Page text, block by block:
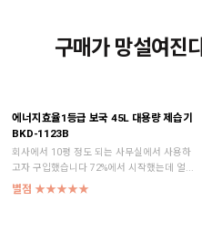
구매가 망설여진
에너지효율1등급 보국 45L 대용량 제습기
BKD-1123B
회사에서 10평 정도 되는 사무실에서 사용하
고자 구입했습니다 72%에서 시작했는데 얼...
별점 ★★★★★